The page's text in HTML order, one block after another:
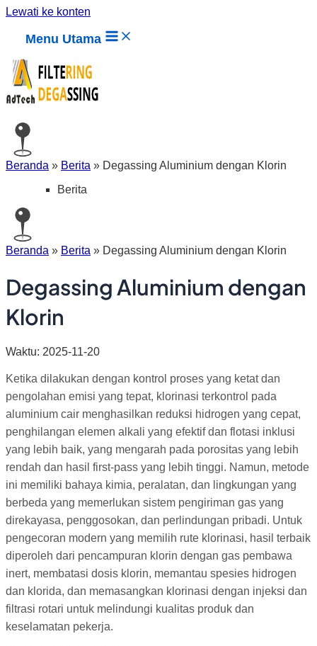
Lewati ke konten
Menu Utama
Beranda » Berita » Degassing Aluminium dengan Klorin
Berita
Beranda » Berita » Degassing Aluminium dengan Klorin
Degassing Aluminium dengan
Klorin
Waktu: 2025-11-20
Ketika dilakukan dengan kontrol proses yang ketat dan
pengolahan emisi yang tepat, klorinasi terkontrol pada
aluminium cair menghasilkan reduksi hidrogen yang cepat,
penghilangan elemen alkali yang efektif dan flotasi inklusi
yang lebih baik, yang mengarah pada porositas yang lebih
rendah dan hasil first-pass yang lebih tinggi. Namun, metode
ini memiliki bahaya kimia, peralatan, dan lingkungan yang
berbeda yang memerlukan sistem pengiriman gas yang
direkayasa, penggosokan, dan perlindungan pribadi. Untuk
pengecoran modern yang memilih rute klorinasi, hasil terbaik
diperoleh dari pencampuran klorin dengan gas pembawa
inert, membatasi dosis klorin, memantau spesies hidrogen
dan klorida, dan memasangkan klorinasi dengan injeksi dan
filtrasi rotari untuk melindungi kualitas produk dan
keselamatan pekerja.